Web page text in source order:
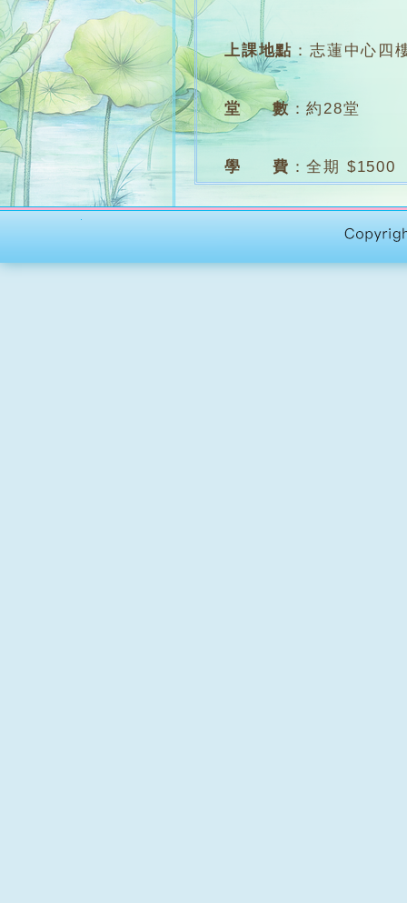
上課地點 ：志蓮中心四
堂 數：約28堂
學 費 ：全期 $1500